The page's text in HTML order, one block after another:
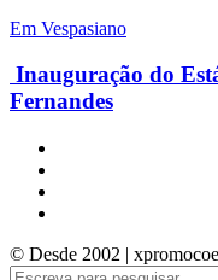
Em Vespasiano
Inauguração do
Fernandes
© Desde 2002 |